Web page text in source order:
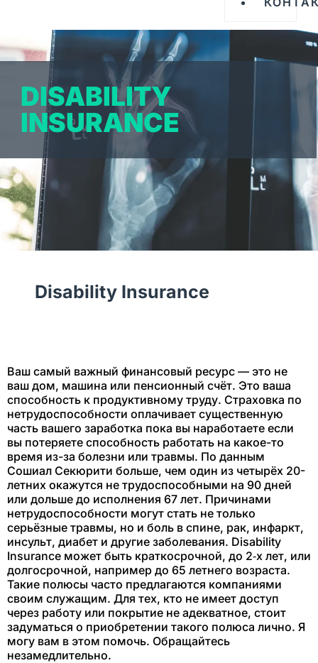
DISABILITY
INSURANCE
Disability Insurance
Ваш самый важный финансовый ресурс — это не
ваш дом, машина или пенсионный счёт. Это ваша
способность к продуктивному труду. Страховка по
нетрудоспособности оплачивает существенную
часть вашего заработка пока вы наработаете если
вы потеряете способность работать на какое-то
время из-за болезни или травмы. По данным
Сошиал Секюрити больше, чем один из четырёх 20-
летних окажутся не трудоспособными на 90 дней
или дольше до исполнения 67 лет. Причинами
нетрудоспособности могут стать не только
серьёзные травмы, но и боль в спине, рак, инфаркт,
инсульт, диабет и другие заболевания. Disability
Insurance может быть краткосрочной, до 2‑х лет, или
долгосрочной, например до 65 летнего возраста.
Такие полюсы часто предлагаются компаниями
своим служащим. Для тех, кто не имеет доступ
через работу или покрытие не адекватное, стоит
задуматься о приобретении такого полюса лично. Я
могу вам в этом помочь. Обращайтесь
незамедлительно.